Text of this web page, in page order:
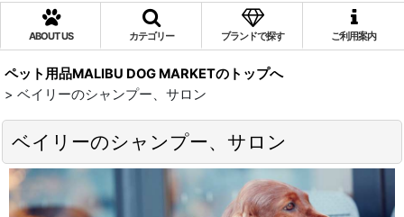
ABOUT US カテゴリー ブランドで探す ご利用案内
ペット用品MALIBU DOG MARKETのトップへ
> ベイリーのシャンプー、サロン
ベイリーのシャンプー、サロン